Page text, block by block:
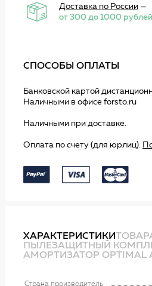
Доставка по России—
от 300 до 1000 рублей
СПОСОБЫ ОПЛАТЫ
Банковской картой
Наличными в офисе forsto.ru
Наличными при доставке.
Оплата по счету (для юрлиц).
ХАРАКТЕРИСТИКИ
ПЫЛЕЗАЩИТНЫЙ
АМОРТИЗАТОР OPTIMAL
Страна производитель